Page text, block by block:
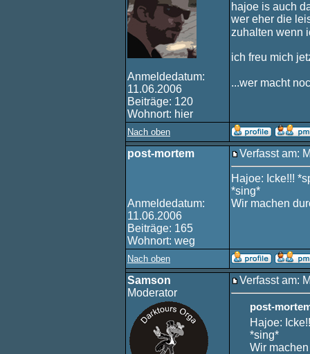
Anmeldedatum:
11.06.2006
Beiträge: 120
Wohnort: hier
hajoe is auch
wer eher die
zuhalten wenn
ich freu mich
...wer macht
Nach oben
post-mortem
Anmeldedatum:
11.06.2006
Beiträge: 165
Wohnort: weg
Verfasst am:
Hajoe: Icke!!!
*sing*
Wir machen
Nach oben
Samson
Moderator
Verfasst am:
post-
Hajoe:
*sing*
Wir